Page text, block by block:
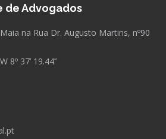
de Advogados
na Rua Dr. Augusto Martins, nº90
8º 37’ 19.44’’